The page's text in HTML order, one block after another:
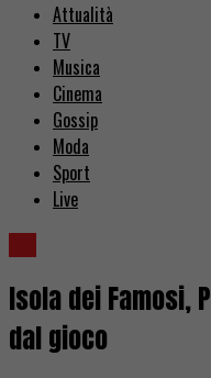
Attualità
TV
Musica
Cinema
Gossip
Moda
Sport
Live
Isola dei Famosi,
dal gioco